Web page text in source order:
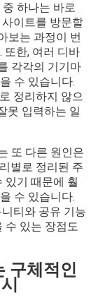
하나는 바로
이트를 방문할
보는 과정이 번
또한, 여러 디바
각각의 기기마
수 있습니다.
정리하지 않으
못 입력하는 일
또 다른 원인은
별로 정리된 주
있기 때문에 훨
수 있습니다.
티와 공유 기능
수 있는 장점도
구체적인